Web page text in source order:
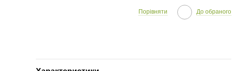
Порівняти До обраного